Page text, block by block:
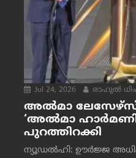
Jul 24, 2026 രാഹുല്‍
അൽമാ ലേസേഴ്സ്
‘അൽമാ ഹാർമണി
പുറത്തിറക്കി
ന്യൂഡൽഹി: ഊർജ്ജ